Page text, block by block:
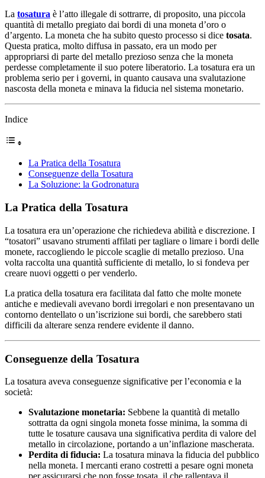
La tosatura è l’atto illegale di sottrarre, di proposito, una piccola
quantità di metallo pregiato dai bordi di una moneta d’oro o
d’argento. La moneta che ha subito questo processo si dice tosata.
Questa pratica, molto diffusa in passato, era un modo per
appropriarsi di parte del metallo prezioso senza che la moneta
perdesse completamente il suo potere liberatorio. La tosatura era un
problema serio per i governi, in quanto causava una svalutazione
nascosta della moneta e minava la fiducia nel sistema monetario.
Indice
La Pratica della Tosatura
Conseguenze della Tosatura
La Soluzione: la Godronatura
La Pratica della Tosatura
La tosatura era un’operazione che richiedeva abilità e discrezione. I
“tosatori” usavano strumenti affilati per tagliare o limare i bordi delle
monete, raccogliendo le piccole scaglie di metallo prezioso. Una
volta raccolta una quantità sufficiente di metallo, lo si fondeva per
creare nuovi oggetti o per venderlo.
La pratica della tosatura era facilitata dal fatto che molte monete
antiche e medievali avevano bordi irregolari e non presentavano un
contorno dentellato o un’iscrizione sui bordi, che sarebbero stati
difficili da alterare senza rendere evidente il danno.
Conseguenze della Tosatura
La tosatura aveva conseguenze significative per l’economia e la
società:
Svalutazione monetaria: Sebbene la quantità di metallo
sottratta da ogni singola moneta fosse minima, la somma di
tutte le tosature causava una significativa perdita di valore del
metallo in circolazione, portando a un’inflazione mascherata.
Perdita di fiducia: La tosatura minava la fiducia del pubblico
nella moneta. I mercanti erano costretti a pesare ogni moneta